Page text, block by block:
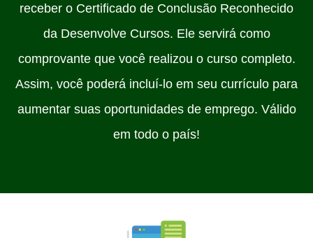
receber o Certificado de Conclusão Reconhecido
da Desenvolve Cursos. Ele servirá como
comprovante que você realizou o curso completo.
Assim, você poderá incluí-lo em seu currículo para
aumentar suas oportunidades de emprego. Válido
em todo o país!